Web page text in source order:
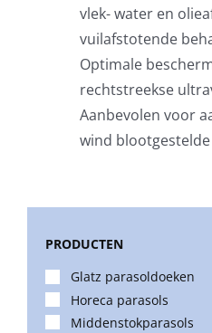
Horeca parasols
Muurparasols
Parasolvoeten
vlek- water en
vuilafstotende
Optimale
rechtstreekse
Aanbevolen voor
wind
PRODUCTEN
Glatz parasoldoeken
Horeca parasols
Middenstokparasols